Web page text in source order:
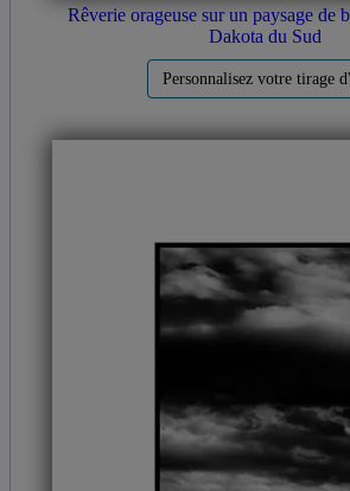
Rêverie orageuse sur un paysage de
Dakota du Sud
Personnalisez votre tirage